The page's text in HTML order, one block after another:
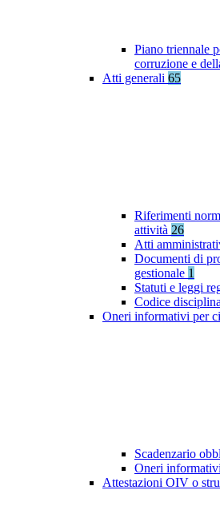
Piano triennale
corruzione e
Atti generali 65
Riferimenti
attività 26
Atti
Documenti di
gestionale 1
Statuti e leggi
Codice
Oneri informativi per
Scadenzario
Oneri
Attestazioni OIV o